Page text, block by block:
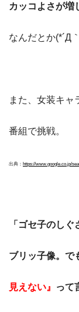
カッコよさが増
なんだとか(*´Д
また、女装キャ
番組で挑戦。
出典： https://www.google.co.jp/
「ゴセ子のし
ブリッ子像。で
見えない』 って